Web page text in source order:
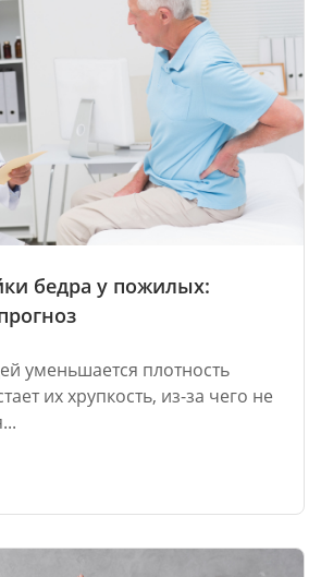
бедра у пожилых:
уменьшается плотность
их хрупкость, из-за чего не